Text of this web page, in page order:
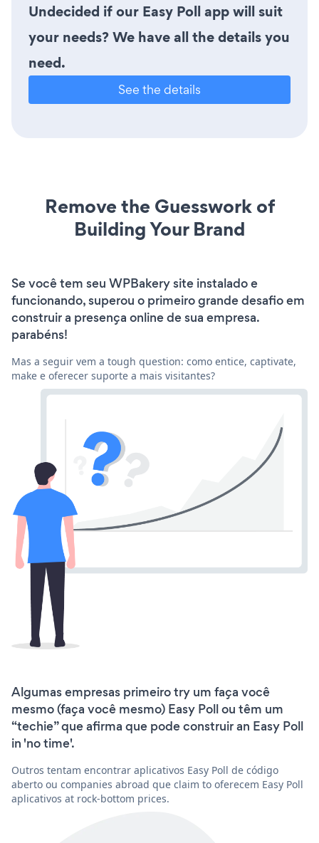
Undecided if our Easy Poll app will suit
your needs? We have all the details you
need.
See the details
Remove the Guesswork of
Building Your Brand
Se você tem seu WPBakery site instalado e
funcionando, superou o primeiro grande desafio em
construir a presença online de sua empresa.
parabéns!
Mas a seguir vem a tough question: como entice, captivate,
make e oferecer suporte a mais visitantes?
Algumas empresas primeiro try um faça você
mesmo (faça você mesmo) Easy Poll ou têm um
“techie” que afirma que pode construir an Easy Poll
in 'no time'.
Outros tentam encontrar aplicativos Easy Poll de código
aberto ou companies abroad que claim to oferecem Easy Poll
aplicativos at rock-bottom prices.